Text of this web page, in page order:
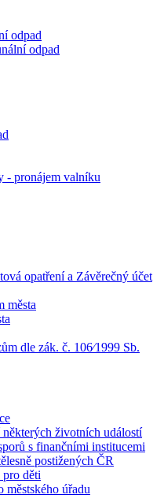
odpad
odpad
- pronájem valníku
opatření a Závěrečný účet
města
dle zák. č. 106⁄1999 Sb.
životních událostí
s finančními institucemi
postižených ČR
děti
městského úřadu